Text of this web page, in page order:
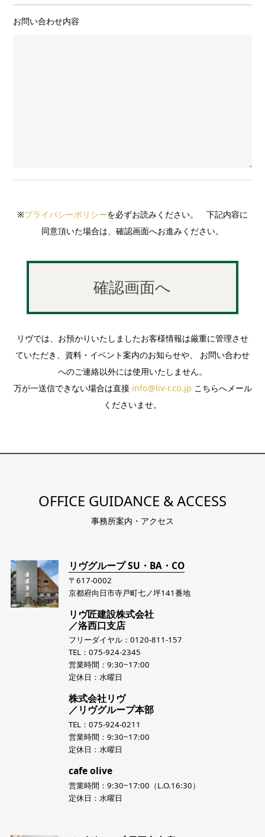
お問い合わせ内容
※プライバシーポリシーを必ずお読みください。 下記内容に
同意頂いた場合は、確認画面へお進みください。
リヴでは、お預かりいたしましたお客様情報は厳重に管理させ
ていただき、資料・イベント案内のお知らせや、 お問い合わせ
へのご連絡以外には使用いたしません。
万が一送信できない場合は直接 info@liv-r.co.jp こちらへメール
くださいませ。
OFFICE GUIDANCE & ACCESS
事務所案内・アクセス
リヴグループ SU・BA・CO
〒617-0002
京都府向日市寺戸町七ノ坪141番地
リヴ匠建設株式会社
／洛西口支店
フリーダイヤル：0120-811-157
TEL：075-924-2345
営業時間：9:30~17:00
定休日：水曜日
株式会社リヴ
／リヴグループ本部
TEL：075-924-0211
営業時間：9:30~17:00
定休日：水曜日
cafe olive
営業時間：9:30~17:00（L.O.16:30）
定休日：水曜日